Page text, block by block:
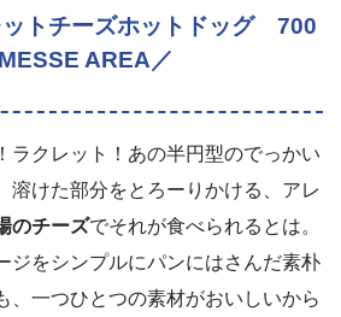
トチーズホットドッグ 700
AREA／
ラクレット！あの半円型のでっかい
溶けた部分をとろーりかける、アレ
のチーズでそれが食べられるとは。
ジをシンプルにパンにはさんだ素朴
、一つひとつの素材がおいしいから